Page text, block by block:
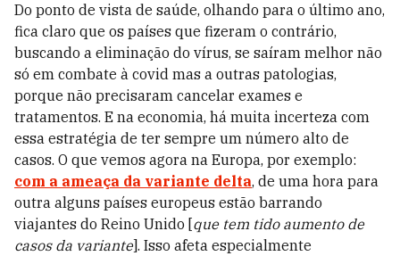
Do ponto de vista de saúde, olhando para o último ano,
fica claro que os países que fizeram o contrário,
buscando a eliminação do vírus, se saíram melhor não
só em combate à covid mas a outras patologias,
porque não precisaram cancelar exames e
tratamentos. E na economia, há muita incerteza com
essa estratégia de ter sempre um número alto de
casos. O que vemos agora na Europa, por exemplo:
com a ameaça da variante delta, de uma hora para
outra alguns países europeus estão barrando
viajantes do Reino Unido [que tem tido aumento de
casos da variante]. Isso afeta especialmente